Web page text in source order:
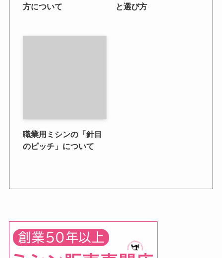
方について と選び方
職業用ミシンの「針目
のピッチ」について